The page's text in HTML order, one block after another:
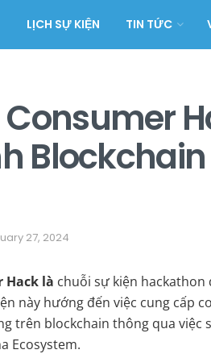
LỊCH SỰ KIỆN TIN TỨC
27, 2024
Hack là chuỗi sự kiện
này hướng đến việc cung cấp
trên blockchain thông qua việc
Ecosystem.